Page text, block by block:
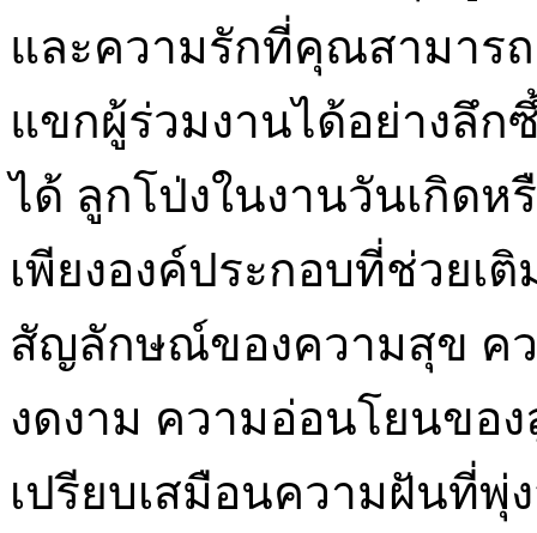
และความรักที่คุณสามารถ
แขกผู้ร่วมงานได้อย่างลึก
ได้ ลูกโป่งในงานวันเกิดห
เพียงองค์ประกอบที่ช่วยเ
สัญลักษณ์ของความสุข ค
งดงาม ความอ่อนโยนขอ
เปรียบเสมือนความฝันที่